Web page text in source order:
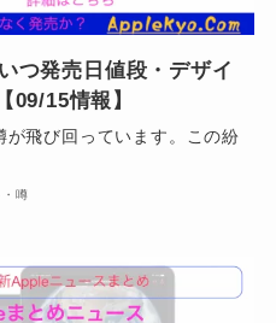
つ発売日値段・デザイ
09/15情報】
飛び回っています。この紛
噂